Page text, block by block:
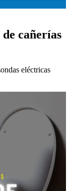
cañerías
eléctricas